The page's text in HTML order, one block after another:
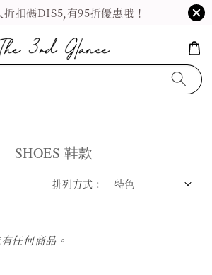
扣碼DIS5,有95折優惠哦！
SHOES 鞋款
排列方式 :
任何商品。